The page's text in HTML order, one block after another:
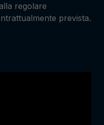
regolare
prevista.